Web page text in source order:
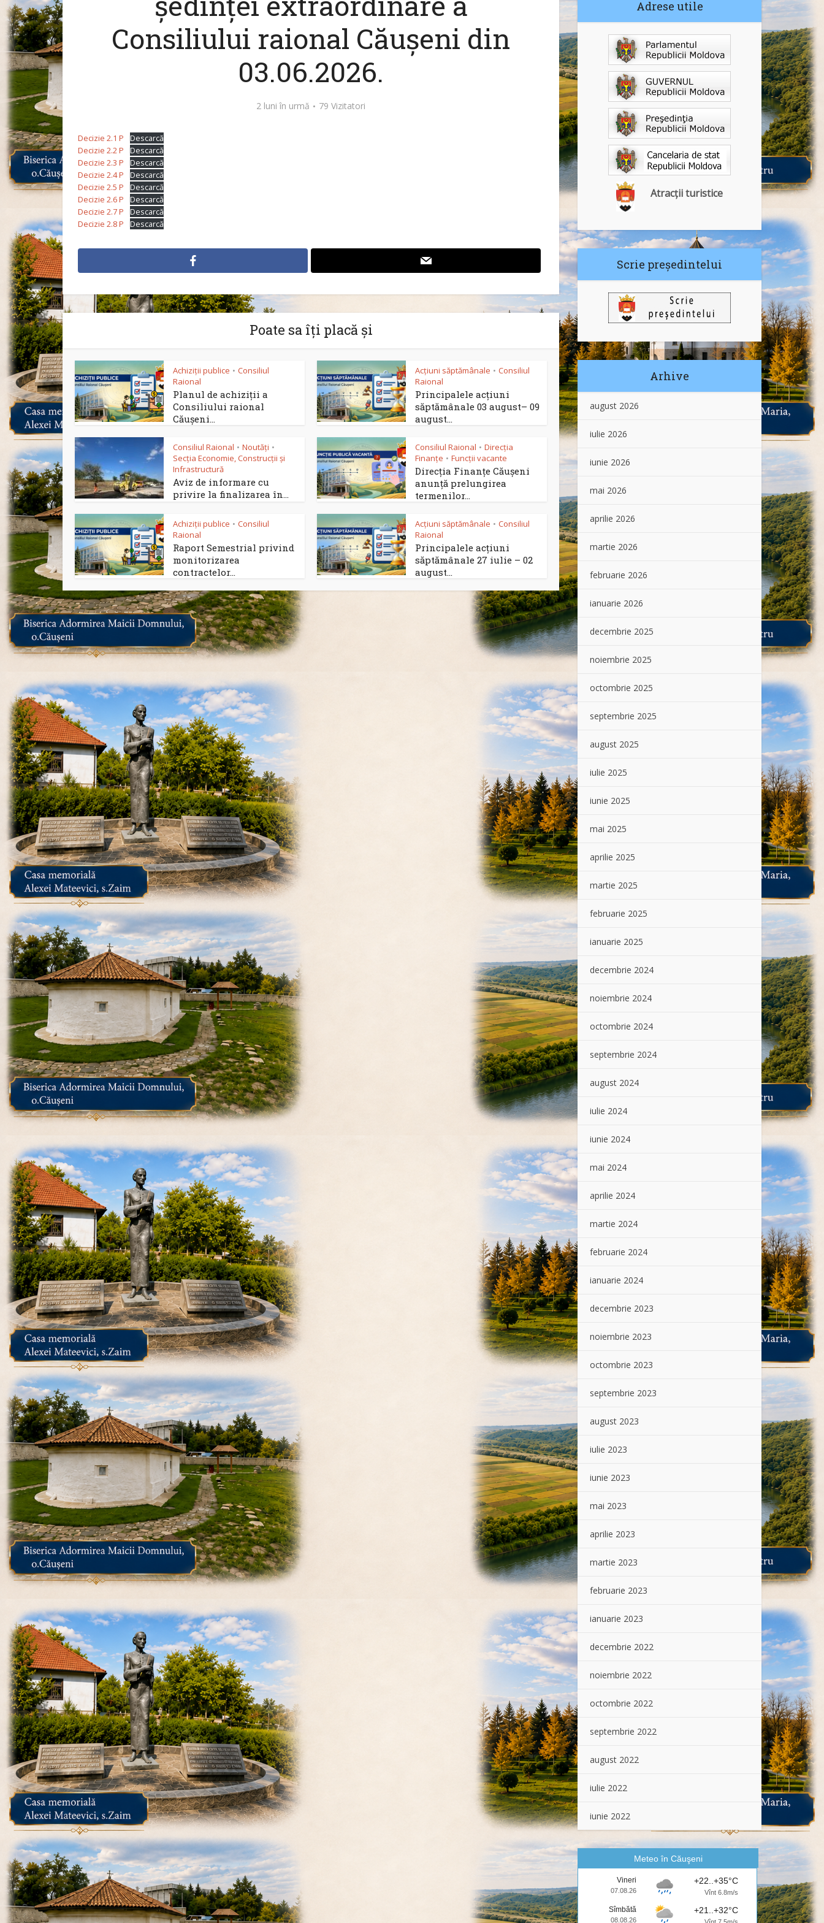
Consiliului raional Căușeni din
03.06.2026.
2 luni în urmă 79 Vizitatori
Decizie 2.1 P
Descarcă
Decizie 2.2 P
Descarcă
Decizie 2.3 P
Descarcă
Decizie 2.4 P
Descarcă
Decizie 2.5 P
Descarcă
Decizie 2.6 P
Descarcă
Decizie 2.7 P
Descarcă
Decizie 2.8 P
Descarcă
Poate sa îți placă și
Achiziții publice • Consiliul
Raional
Planul de achiziții a
Consiliului raional
Căușeni...
Acțiuni săptămânale • Consiliul
Raional
Principalele acțiuni
săptămânale 03 august– 09
august...
Consiliul Raional • Noutăți •
Secția Economie, Construcții și
Infrastructură
Aviz de informare cu
privire la finalizarea în...
Consiliul Raional • Direcția
Finanțe • Funcții vacante
Direcția Finanțe Căușeni
anunță prelungirea
termenilor...
Achiziții publice • Consiliul
Raional
Raport Semestrial privind
monitorizarea
contractelor...
Acțiuni săptămânale • Consiliul
Raional
Principalele acțiuni
săptămânale 27 iulie – 02
august...
Adrese utile
Atracții turistice
Scrie președintelui
Arhive
august 2026
iulie 2026
iunie 2026
mai 2026
aprilie 2026
martie 2026
februarie 2026
ianuarie 2026
decembrie 2025
noiembrie 2025
octombrie 2025
septembrie 2025
august 2025
iulie 2025
iunie 2025
mai 2025
aprilie 2025
martie 2025
februarie 2025
ianuarie 2025
decembrie 2024
noiembrie 2024
octombrie 2024
septembrie 2024
august 2024
iulie 2024
iunie 2024
mai 2024
aprilie 2024
martie 2024
februarie 2024
ianuarie 2024
decembrie 2023
noiembrie 2023
octombrie 2023
septembrie 2023
august 2023
iulie 2023
iunie 2023
mai 2023
aprilie 2023
martie 2023
februarie 2023
ianuarie 2023
decembrie 2022
noiembrie 2022
octombrie 2022
septembrie 2022
august 2022
iulie 2022
iunie 2022
Meteo în Căuşeni
Vineri
07.08.26
+22..+35°C
Vînt 6.8m/s
Sîmbătă
08.08.26
+21..+32°C